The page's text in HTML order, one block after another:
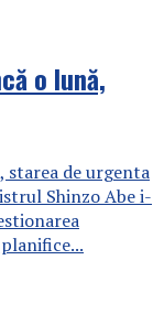
o lună,
starea de urgenta
Shinzo Abe i-